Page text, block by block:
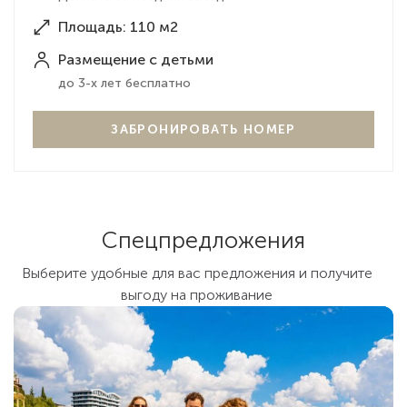
⁠электрокардиография (ЭКГ)
⁠⁠микротоки
⁠барокамера
⁠жемчужная ванна
Перемещение по территории отеля на
Возможность оборудования номера для детей:
предоставление детской кровати или люльки,
пеленального столика.
Площадь: 110 м2
Размещение с детьми
до 3-х лет бесплатно
ЗАБРОНИРОВАТЬ НОМЕР
Спецпредложения
Выберите удобные для вас предложения и получите
выгоду на проживание